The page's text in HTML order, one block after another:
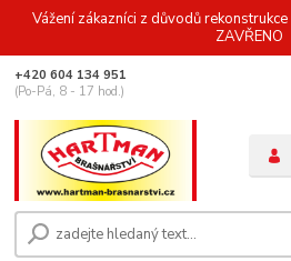
Vážení zákazníci z důvodů
ZAVŘENO
+420 604 134 951
(Po-Pá, 8 - 17 hod.)